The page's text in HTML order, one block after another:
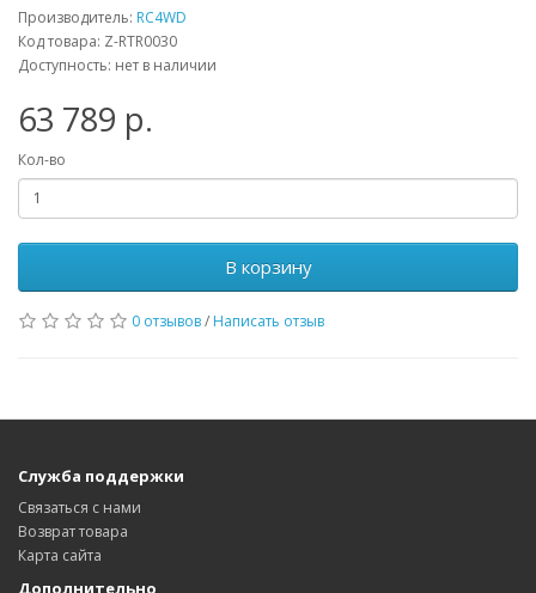
Производитель: RC4WD
Код товара: Z-RTR0030
Доступность: нет в наличии
63 789 р.
Кол-во
В корзину
0 отзывов/ Написать отзыв
Служба поддержки
Связаться с нами
Возврат товара
Карта сайта
Дополнительно